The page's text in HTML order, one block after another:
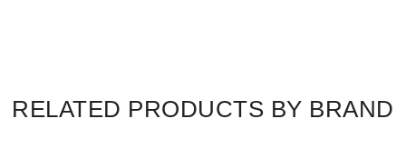
RELATED PRODUCTS BY BRAND